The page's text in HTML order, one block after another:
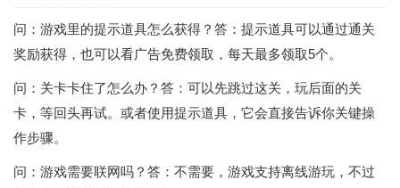
问：游戏里的提示道具怎么获得？答：提示道具可以通过通关
奖励获得，也可以看广告免费领取，每天最多领取5个。
问：关卡卡住了怎么办？答：可以先跳过这关，玩后面的关
卡，等回头再试。或者使用提示道具，它会直接告诉你关键操
作步骤。
问：游戏需要联网吗？答：不需要，游戏支持离线游玩，不过